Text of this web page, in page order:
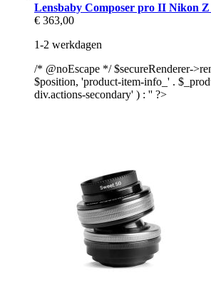
Lensbaby Composer pro II Nikon Z
€ 363,00
1-2 werkdagen
/* @noEscape */ $secureRenderer-
$position, 'product-item-info_' .
div.actions-secondary' ) : '' ?>